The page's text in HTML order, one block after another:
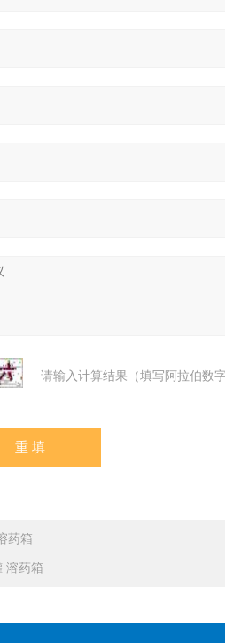
请输入计算结果（填写阿拉伯数
药箱
溶药箱